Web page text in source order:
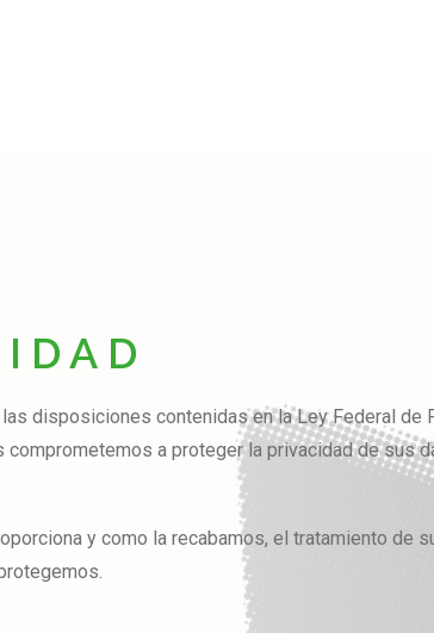
disposiciones contenidas en la Ley Federal de
a proteger la privacidad de sus
y como la recabamos, el tratamiento de